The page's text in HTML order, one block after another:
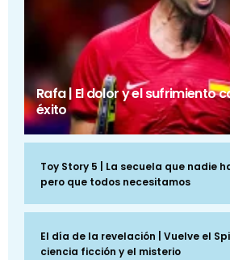
Rafa | El dolor y el sufrimiento
éxito
Toy Story 5 | La secuela que nadie
pero que todos necesitamos
El día de la revelación | Vuelve el
ciencia ficción y el misterio